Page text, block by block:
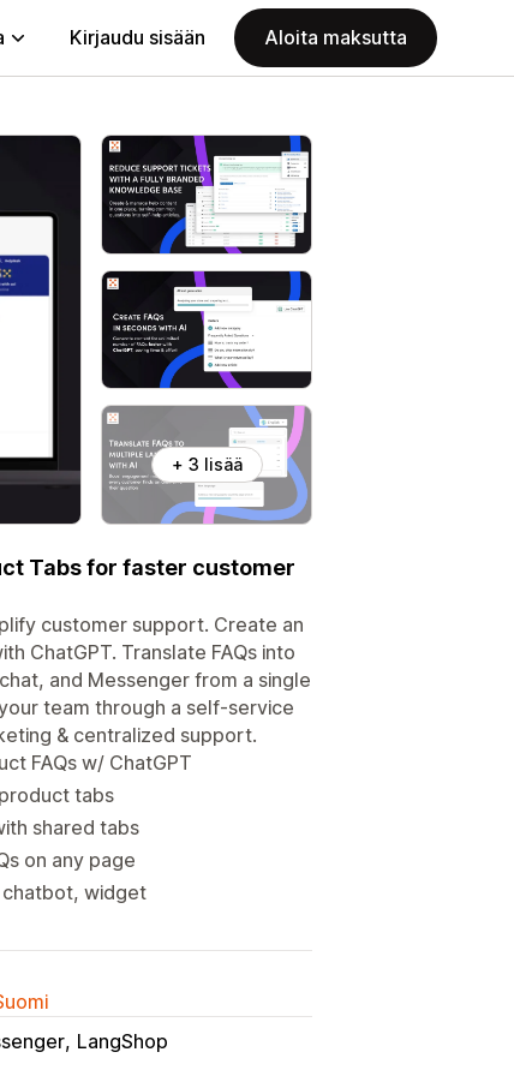
Kirjaudu sisään Aloita maksutta
+ 3 lisää
Tabs for faster customer
customer support. Create an
ChatGPT. Translate FAQs into
and Messenger from a single
team through a self-service
& centralized support.
FAQs w/ ChatGPT
tabs
shared tabs
on any page
chatbot, widget
LangShop